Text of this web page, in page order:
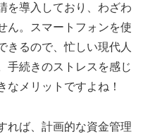
を導入しており、わざわ
ん。スマートフォンを使
きるので、忙しい現代人
手続きのストレスを感じ
なメリットですよね！
れば、計画的な資金管理